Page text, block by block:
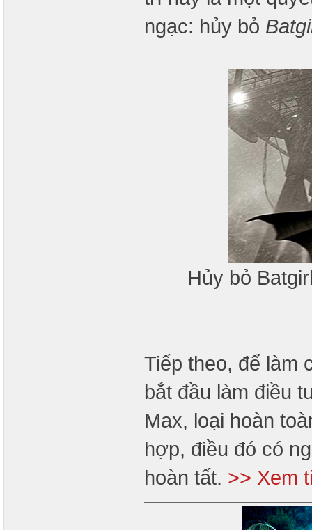
ngạc: hủy bỏ
Hủy bỏ
Tiếp theo, để làm
bắt đầu làm điều
Max, loại hoàn
hợp, điều đó có
hoàn tất. >> Xem